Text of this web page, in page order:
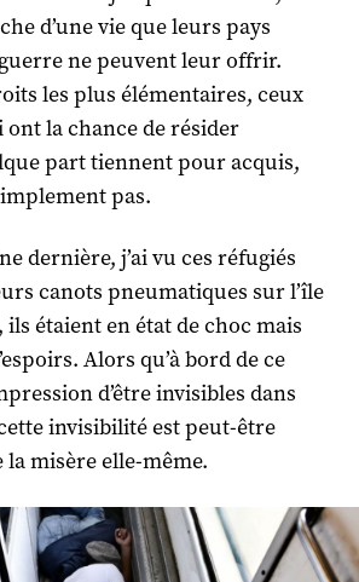
d’une vie que leurs pays
ne peuvent leur offrir.
les plus élémentaires, ceux
ont la chance de résider
part tiennent pour acquis,
pas.
dernière, j’ai vu ces réfugiés
canots pneumatiques sur l’île
ils étaient en état de choc mais
Alors qu’à bord de ce
d’être invisibles dans
invisibilité est peut-être
misère elle-même.